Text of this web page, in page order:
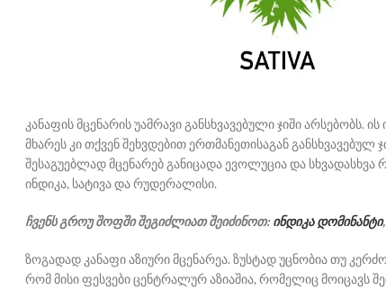
კანაფის მცენარის უამრავი განსხვავებული ჯიში
მხარეს კი თქვენ შეხვდებით ერთმანეთისაგან
შესაგუებლად მცენარებ განიცადა ევოლუცია და
ინდიკა, სატივა და რუდერალისი.
ჩვენს გროუ შოფში შეგიძლიათ შეიძინოთ:ინდიკა დომინანტი,
ზოგადად კანაფი აზიური მცენარეა. ზუსტად უცნობია თუ
რომ მისი ფესვები ცენტრალურ აზიაშია, რომელიც მოიცავს